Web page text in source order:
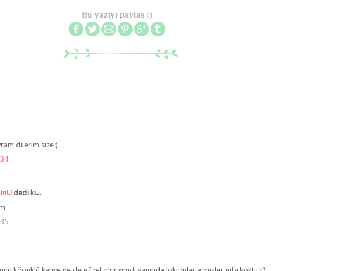
Bu yazıyı paylaş :)
dilerim size:)
dedi ki...